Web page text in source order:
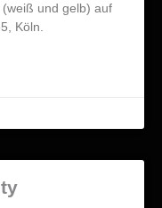
und gelb) auf
Köln.